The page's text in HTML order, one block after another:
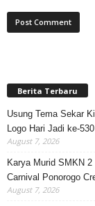
Berita Terbaru
Usung Tema Sekar
Logo Hari Jadi ke-530
August 7, 2026
Karya Murid SMKN
Carnival Ponorogo
August 7, 2026